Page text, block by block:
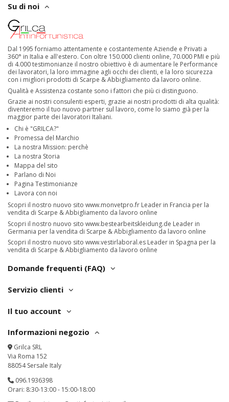
Su di noi
Dal 1995 forniamo attentamente e costantemente Aziende e Privati a
360° in Italia e all'estero. Con oltre 150.000 clienti online, 70.000 PMI e più
di 4.000 testimonianze il nostro obiettivo è di aumentare le Performance
dei lavoratori, la loro immagine agli occhi dei clienti, e la loro sicurezza
con i migliori prodotti di Scarpe & Abbigliamento da lavoro online.
Qualità e Assistenza costante sono i fattori che più ci distinguono.
Grazie ai nostri consulenti esperti, grazie ai nostri prodotti di alta qualità:
diventeremo il tuo nuovo partner sul lavoro, come lo siamo già per la
maggior parte dei lavoratori Italiani.
Chi è "GRILCA?"
Promessa del Marchio
La nostra Mission: perchè
La nostra Storia
Mappa del sito
Parlano di Noi
Pagina Testimonianze
Lavora con noi
Scopri il nostro nuovo sito www.monvetpro.fr Leader in Francia per la
vendita di Scarpe & Abbigliamento da lavoro online
Scopri il nostro nuovo sito www.bestearbeitskleidung.de Leader in
Germania per la vendita di Scarpe & Abbigliamento da lavoro online
Scopri il nostro nuovo sito www.vestirlaboral.es Leader in Spagna per la
vendita di Scarpe & Abbigliamento da lavoro online
Domande frequenti (FAQ)
Servizio clienti
Il tuo account
Informazioni negozio
Grilca SRL
Via Roma 152
88054 Sersale Italy
096.1936398
Orari: 8:30-13:00 - 15:00-18:00